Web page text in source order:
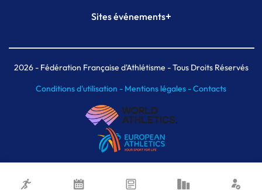
Plateforme Formation
Sites événements+
Meeting de Paris indoor
MAIF Ekiden de Paris
2026- Fédération Française d'Athlétisme - Tous Droits Réservés
Conditions d'utilisation - Mentions légales -Contacts